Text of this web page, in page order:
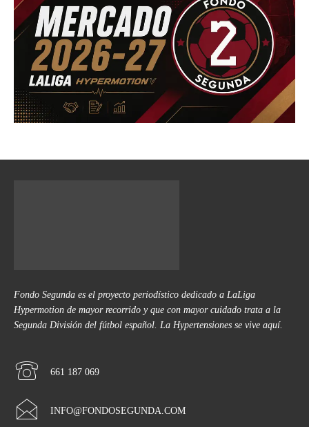
Fondo Segunda es el proyecto periodístico dedicado a LaLiga
Hypermotion de mayor recorrido y que con mayor cuidado trata a la
Segunda División del fútbol español. La Hypertensiones se vive aquí.
661 187 069
INFO@FONDOSEGUNDA.COM